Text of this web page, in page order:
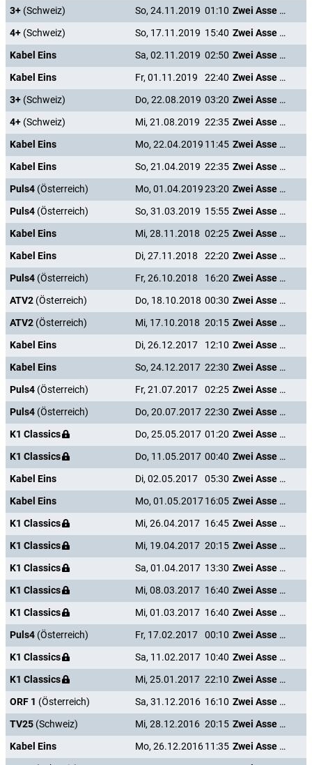
3+ (Schweiz) So, 24.11.2019 01:10
Zwei Asse trumpfen auf
4+ (Schweiz) So, 17.11.2019 15:40
Zwei Asse trumpfen auf
Kabel Eins
Sa, 02.11.2019 02:50
Zwei Asse trumpfen auf
Kabel Eins
Fr, 01.11.2019 22:40
Zwei Asse trumpfen auf
3+ (Schweiz) Do, 22.08.2019 03:20
Zwei Asse trumpfen auf
4+ (Schweiz) Mi, 21.08.2019 22:35
Zwei Asse trumpfen auf
Kabel Eins
Mo, 22.04.2019 11:45
Zwei Asse trumpfen auf
Kabel Eins
So, 21.04.2019 22:35
Zwei Asse trumpfen auf
Puls4 (Österreich) Mo, 01.04.201923:20
Zwei Asse trumpfen auf
Puls4 (Österreich) So, 31.03.2019 15:55
Zwei Asse trumpfen auf
Kabel Eins
Mi, 28.11.2018 02:25
Zwei Asse trumpfen auf
Kabel Eins
Di, 27.11.2018 22:20
Zwei Asse trumpfen auf
Puls4 (Österreich) Fr, 26.10.2018 16:20
Zwei Asse trumpfen auf
ATV2 (Österreich) Do, 18.10.2018 00:30
Zwei Asse trumpfen auf
ATV2 (Österreich) Mi, 17.10.2018 20:15
Zwei Asse trumpfen auf
Kabel Eins
Di, 26.12.2017 12:10
Zwei Asse trumpfen auf
Kabel Eins
So, 24.12.2017 22:30
Zwei Asse trumpfen auf
Puls4 (Österreich) Fr, 21.07.2017 02:25
Zwei Asse trumpfen auf
Puls4 (Österreich) Do, 20.07.2017 22:30
Zwei Asse trumpfen auf
K1 Classics
Do, 25.05.2017 01:20
Zwei Asse trumpfen auf
K1 Classics
Do, 11.05.2017 00:40
Zwei Asse trumpfen auf
Kabel Eins
Di, 02.05.2017 05:30
Zwei Asse trumpfen auf
Kabel Eins
Mo, 01.05.201716:05
Zwei Asse trumpfen auf
K1 Classics
Mi, 26.04.2017 16:45
Zwei Asse trumpfen auf
K1 Classics
Mi, 19.04.2017 20:15
Zwei Asse trumpfen auf
K1 Classics
Sa, 01.04.2017 13:30
Zwei Asse trumpfen auf
K1 Classics
Mi, 08.03.2017 16:40
Zwei Asse trumpfen auf
K1 Classics
Mi, 01.03.2017 16:40
Zwei Asse trumpfen auf
Puls4 (Österreich) Fr, 17.02.2017 00:10
Zwei Asse trumpfen auf
K1 Classics
Sa, 11.02.2017 10:40
Zwei Asse trumpfen auf
K1 Classics
Mi, 25.01.2017 22:10
Zwei Asse trumpfen auf
ORF 1 (Österreich) Sa, 31.12.2016 16:10
Zwei Asse trumpfen auf
TV25 (Schweiz) Mi, 28.12.2016 20:15
Zwei Asse trumpfen auf
Kabel Eins
Mo, 26.12.201611:35
Zwei Asse trumpfen auf